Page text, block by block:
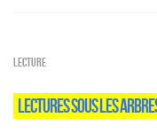
Lecture
LECTURES SOUS LES